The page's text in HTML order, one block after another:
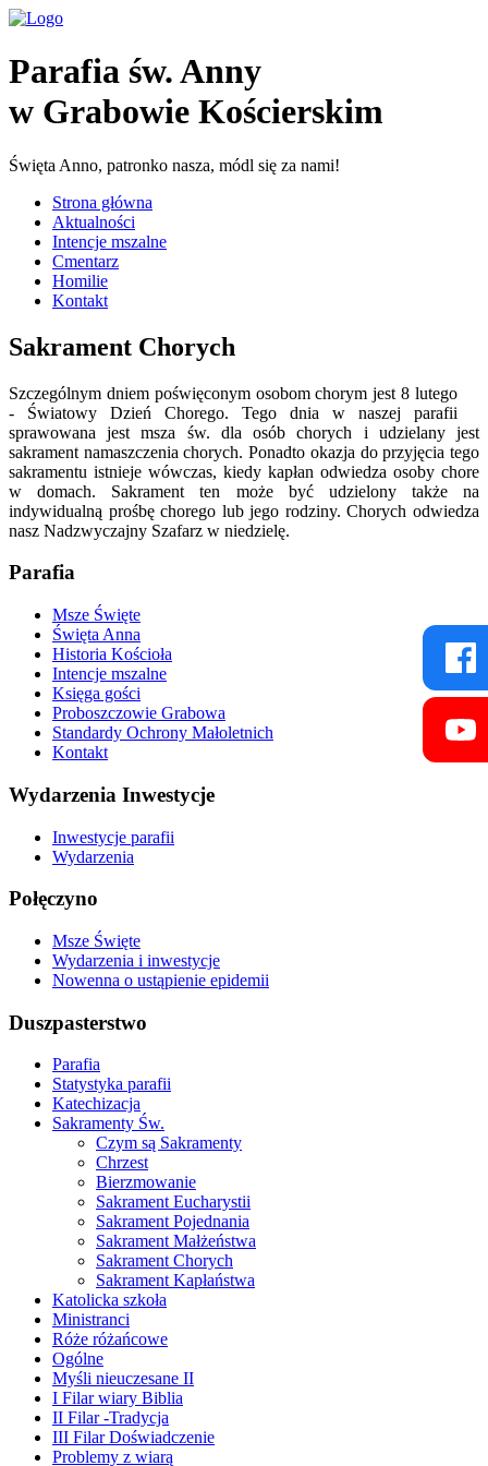
Parafia św. Anny
w Grabowie Kościerskim
Święta Anno, patronko nasza, módl się za nami!
Strona główna
Aktualności
Intencje mszalne
Cmentarz
Homilie
Kontakt
Sakrament Chorych
Szczególnym dniem poświęconym osobom chorym jest 8 lutego
- Światowy Dzień Chorego. Tego dnia w naszej parafii
sprawowana jest msza św. dla osób chorych i udzielany jest
sakrament namaszczenia chorych. Ponadto okazja do przyjęcia tego
sakramentu istnieje wówczas, kiedy kapłan odwiedza osoby chore
w domach. Sakrament ten może być udzielony także na
indywidualną prośbę chorego lub jego rodziny. Chorych odwiedza
nasz Nadzwyczajny Szafarz w niedzielę.
Parafia
Msze Święte
Święta Anna
Historia Kościoła
Intencje mszalne
Księga gości
Proboszczowie Grabowa
Standardy Ochrony Małoletnich
Kontakt
Wydarzenia Inwestycje
Inwestycje parafii
Wydarzenia
Połęczyno
Msze Święte
Wydarzenia i inwestycje
Nowenna o ustąpienie epidemii
Duszpasterstwo
Parafia
Statystyka parafii
Katechizacja
Sakramenty Św.
Czym są Sakramenty
Chrzest
Bierzmowanie
Sakrament Eucharystii
Sakrament Pojednania
Sakrament Małżeństwa
Sakrament Chorych
Sakrament Kapłaństwa
Katolicka szkoła
Ministranci
Róże różańcowe
Ogólne
Myśli nieuczesane II
I Filar wiary Biblia
II Filar -Tradycja
III Filar Doświadczenie
Problemy z wiarą